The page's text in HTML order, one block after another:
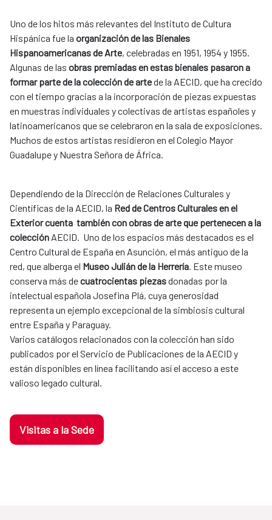
Uno de los hitos más relevantes del Instituto de Cultura
Hispánica fue la organización de las Bienales
Hispanoamericanas de Arte, celebradas en 1951, 1954 y 1955.
Algunas de las obras premiadas en estas bienales pasaron a
formar parte de la colección de artede la AECID, que ha crecido
con el tiempo gracias a la incorporación de piezas expuestas
en muestras individuales y colectivas de artistas españoles y
latinoamericanos que se celebraron en la sala de exposiciones.
Muchos de estos artistas residieron en el Colegio Mayor
Guadalupe y Nuestra Señora de África.
Dependiendo de la Dirección de Relaciones Culturales y
Científicas de la AECID, la Red de Centros Culturales en el
Exterior cuenta también con obras de arte que pertenecen a la
colección AECID. Uno de los espacios más destacados es el
Centro Cultural de España en Asunción, el más antiguo de la
red, que alberga el Museo Julián de la Herrería. Este museo
conserva más decuatrocientas piezasdonadas por la
intelectual española Josefina Plá, cuya generosidad
representa un ejemplo excepcional de la simbiosis cultural
entre España y Paraguay.
Varios catálogos relacionados con la colección han sido
publicados por el Servicio de Publicaciones de la AECID y
están disponibles en línea facilitando así el acceso a este
valioso legado cultural.
Visitas a la Sede